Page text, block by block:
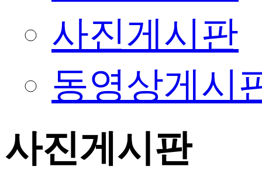
사진게시판
동영상게시
사진게시판